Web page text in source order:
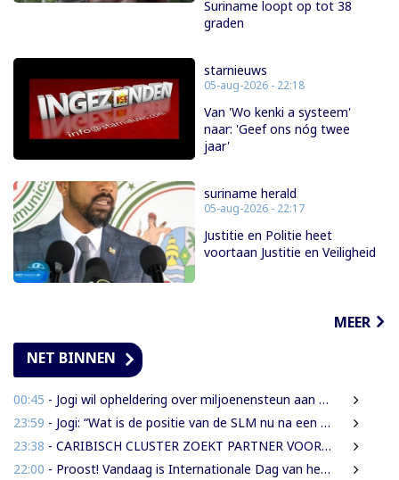
Suriname loopt op tot 38
graden
starnieuws
05-aug-2026 - 22:18
Van 'Wo kenki a systeem'
naar: 'Geef ons nóg twee
jaar'
suriname herald
05-aug-2026 - 22:17
Justitie en Politie heet
voortaan Justitie en Veiligheid
MEER
NET BINNEN
00:45 - Jogi wil opheldering over miljoenensteun aan SLM en de resultaten daarvan
23:59 - Jogi: “Wat is de positie van de SLM nu na een jaar miljoenen aan subsidie?”
23:38 - CARIBISCH CLUSTER ZOEKT PARTNER VOOR NIEUWE HAVENS EN OFFSHORE-INFRASTRUCTUUR | OOK SURINAME IN BEELD
22:00 - Proost! Vandaag is Internationale Dag van het Bier